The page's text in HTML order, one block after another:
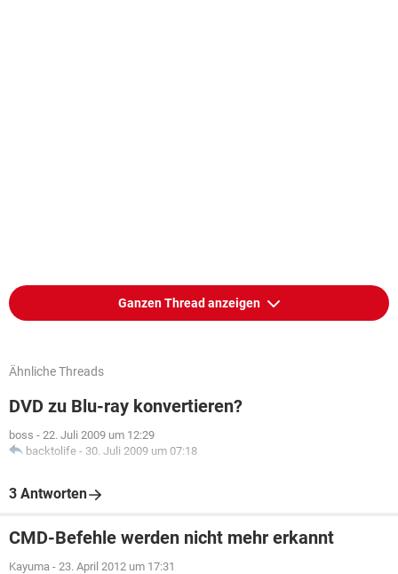
Ganzen Thread anzeigen
Ähnliche Threads
DVD zu Blu-ray konvertieren?
boss - 22. Juli 2009 um 12:29
backtolife - 30. Juli 2009 um 07:18
3 Antworten
CMD-Befehle werden nicht mehr erkannt
Kayuma - 23. April 2012 um 17:31